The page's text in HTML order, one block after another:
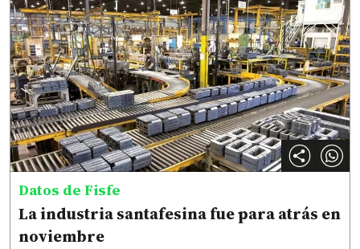
Datos de Fisfe
La industria santafesina fue para atrás en
noviembre